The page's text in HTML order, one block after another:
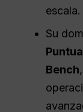
escala.
Su
Bench